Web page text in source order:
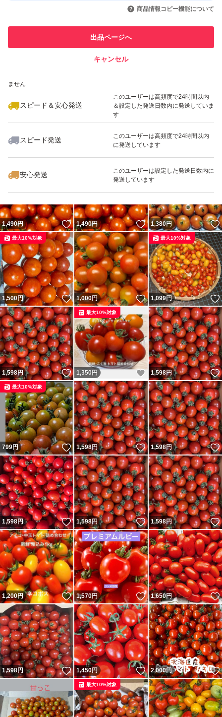
引を完了させた実績があります
での取引実績があります
ません
スピード＆安心発送
このユーザーは高頻度で24時間以内
＆設定した発送日数内に発送していま
す
スピード発送
このユーザーは高頻度で24時間以内
に発送しています
安心発送
このユーザーは設定した発送日数内に
発送しています
商品情報コピー機能について
出品ページへ
キャンセル
いいね！
1,490
1,490円 いいね！
1,490円 いいね！
1,380円
1,500円 いいね！
最大10%対象
1,000円 いいね！
1,099円
最大10%対象
1,598円 いいね！
1,350 円 いいね！
最大10%対象
1,598円
799円 いいね！
最大10%対象
1,598円 いいね！
1,598円
1,598円 いいね！
1,598円 いいね！
1,598円
1,200円 いいね！
1,570円 いいね！
1,650円
1,598円 いいね！
1,450円 いいね！
2,000円
最大10%対象